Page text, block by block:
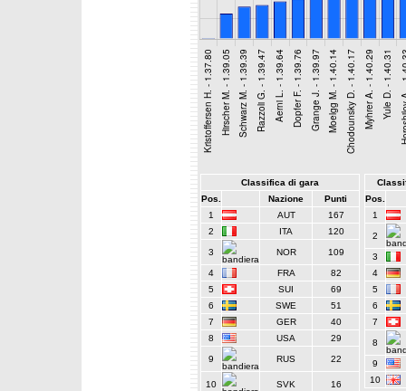
Classifica di gara
Pos.
Nazione
Punti
1
AUT
167
2
ITA 120
3 NOR 109
4 FRA
82
5
SUI
69
6
SWE
51
7
GER
40
8
USA 29
9 RUS 22
10 SVK 16
Pos.
1
2
3
4
5
6
7
8
9
10